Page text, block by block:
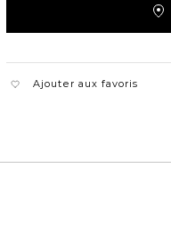
Ajouter aux favoris